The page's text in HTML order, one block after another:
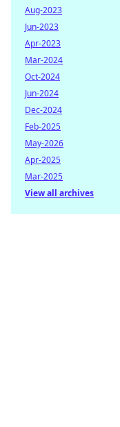
Aug-2023
Jun-2023
Apr-2023
Mar-2024
Oct-2024
Jun-2024
Dec-2024
Feb-2025
May-2026
Apr-2025
Mar-2025
View all archives